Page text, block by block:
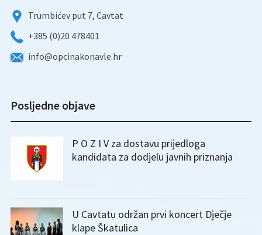
Trumbićev put 7, Cavtat
+385 (0)20 478401
info@opcinakonavle.hr
Posljedne objave
P O Z I V za dostavu prijedloga
kandidata za dodjelu javnih priznanja
U Cavtatu održan prvi koncert Dječje
klape Škatulica